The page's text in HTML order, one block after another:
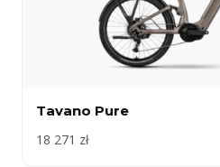
Tavano Pure
18 271 zł